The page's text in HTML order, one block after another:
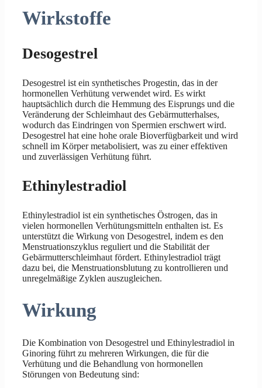
Wirkstoffe
Desogestrel
Desogestrel ist ein synthetisches Progestin, das in der
hormonellen Verhütung verwendet wird. Es wirkt
hauptsächlich durch die Hemmung des Eisprungs und die
Veränderung der Schleimhaut des Gebärmutterhalses,
wodurch das Eindringen von Spermien erschwert wird.
Desogestrel hat eine hohe orale Bioverfügbarkeit und wird
schnell im Körper metabolisiert, was zu einer effektiven
und zuverlässigen Verhütung führt.
Ethinylestradiol
Ethinylestradiol ist ein synthetisches Östrogen, das in
vielen hormonellen Verhütungsmitteln enthalten ist. Es
unterstützt die Wirkung von Desogestrel, indem es den
Menstruationszyklus reguliert und die Stabilität der
Gebärmutterschleimhaut fördert. Ethinylestradiol trägt
dazu bei, die Menstruationsblutung zu kontrollieren und
unregelmäßige Zyklen auszugleichen.
Wirkung
Die Kombination von Desogestrel und Ethinylestradiol in
Ginoring führt zu mehreren Wirkungen, die für die
Verhütung und die Behandlung von hormonellen
Störungen von Bedeutung sind: